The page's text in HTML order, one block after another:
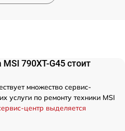
790XT-G45 стоит
множество сервис-
услуги по ремонту техники MSI
центр выделяется